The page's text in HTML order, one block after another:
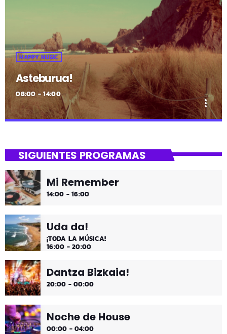
HAPPY MUSIC
Asteburua!
08:00 - 14:00
more_vert
¡Es fin de semana!
¡Música y más música los fines de semana!
SIGUIENTES PROGRAMAS
Mi Remember
14:00 - 16:00
Uda da!
¡TODA LA MÚSICA!
16:00 - 20:00
Dantza Bizkaia!
20:00 - 00:00
Noche de House
00:00 - 04:00